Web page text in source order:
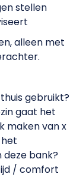
stellen
alleen met
gebruikt?
gaat het
maken van x
deze bank?
/ comfort